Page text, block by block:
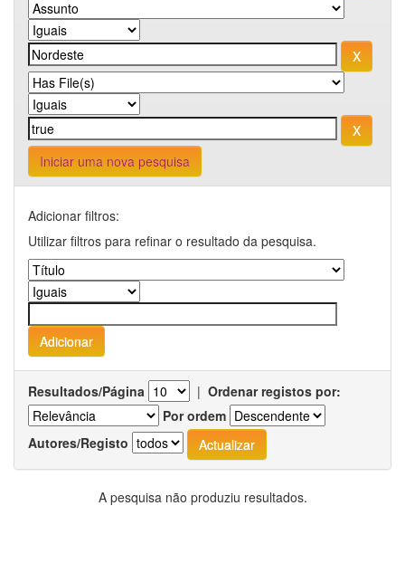
Iniciar uma nova pesquisa
Adicionar filtros:
Utilizar filtros para refinar o resultado da pesquisa.
Resultados/Página | Ordenar registos por:
Por ordem
Autores/Registo
A pesquisa não produziu resultados.